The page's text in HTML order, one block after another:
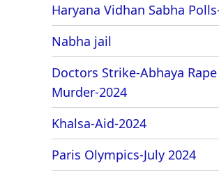
Haryana Vidhan Sabha
Nabha jail
Doctors Strike-Abhaya Rape
Murder-2024
Khalsa-Aid-2024
Paris Olympics-July 2024